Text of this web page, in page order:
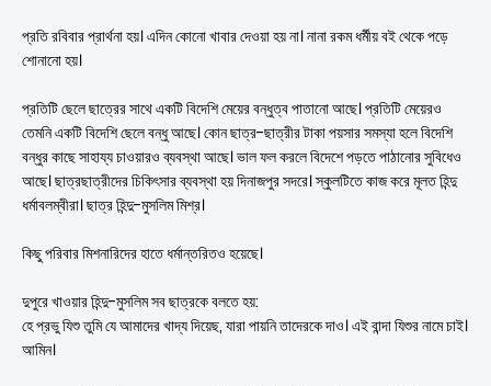
প্রতি রবিবার প্রার্থনা হয়। এদিন কোনো খাবার দেওয়া হয় না। নানা রকম ধর্মীয় বই থেকে পড়ে
শোনানো হয়।
প্রতিটি ছেলে ছাত্রের সাথে একটি বিদেশি মেয়ের বন্ধুত্ব পাতানো আছে। প্রতিটি মেয়েরও
তেমনি একটি বিদেশি ছেলে বন্ধু আছে। কোন ছাত্র-ছাত্রীর টাকা পয়সার সমস্যা হলে বিদেশি
বন্ধুর কাছে সাহায্য চাওয়ারও ব্যবস্থা আছে। ভাল ফল করলে বিদেশে পড়তে পাঠানোর সুবিধেও
আছে। ছাত্রছাত্রীদের চিকিৎসার ব্যবস্থা হয় দিনাজপুর সদরে। স্কুলটিতে কাজ করে মূলত হিন্দু
ধর্মাবলম্বীরা। ছাত্র হিন্দু-মুসলিম মিশ্র।
কিছু পরিবার মিশনারিদের হাতে ধর্মান্তরিতও হয়েছে।
দুপুরে খাওয়ার হিন্দু-মুসলিম সব ছাত্রকে বলতে হয়:
হে প্রভু যিশু তুমি যে আমাদের খাদ্য দিয়েছ, যারা পায়নি তাদেরকে দাও। এই বান্দা যিশুর নামে চাই।
আমিন।